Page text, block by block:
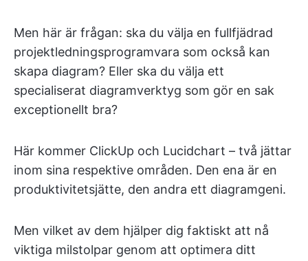
Men här är frågan: ska du välja en fullfjädrad
projektledningsprogramvara som också kan
skapa diagram? Eller ska du välja ett
specialiserat diagramverktyg som gör en sak
exceptionellt bra?
Här kommer ClickUp och Lucidchart – två jättar
inom sina respektive områden. Den ena är en
produktivitetsjätte, den andra ett diagramgeni.
Men vilket av dem hjälper dig faktiskt att nå
viktiga milstolpar genom att optimera ditt